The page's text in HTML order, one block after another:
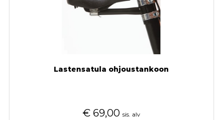
Lastensatula ohjoustankoon
€ 69,00 sis. alv